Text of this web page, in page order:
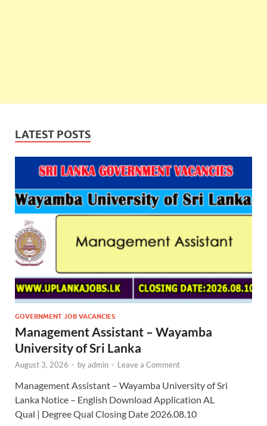
LATEST POSTS
GOVERNMENT JOB VACANCIES
Management Assistant – Wayamba
University of Sri Lanka
August 3, 2026 - byadmin - Leave a Comment
Management Assistant – Wayamba University of Sri
Lanka Notice – English Download Application AL
Qual | Degree Qual Closing Date 2026.08.10